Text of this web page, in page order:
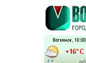
Перейти к